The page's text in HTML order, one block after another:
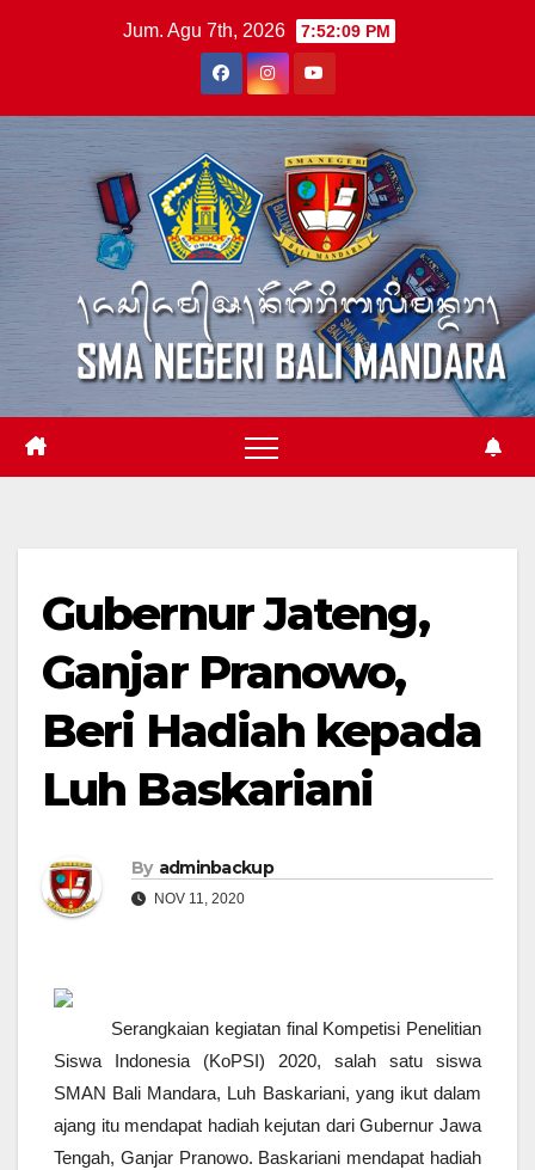
Jum. Agu 7th, 2026 7:52:09 PM
Gubernur Jateng,
Ganjar Pranowo,
Beri Hadiah kepada
Luh Baskariani
By adminbackup
NOV 11, 2020
Serangkaian kegiatan final Kompetisi Penelitian
Siswa Indonesia (KoPSI) 2020, salah satu siswa
SMAN Bali Mandara, Luh Baskariani, yang ikut dalam
ajang itu mendapat hadiah kejutan dari Gubernur Jawa
Tengah, Ganjar Pranowo. Baskariani mendapat hadiah